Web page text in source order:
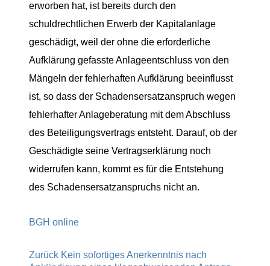
erworben hat, ist bereits durch den
schuldrechtlichen Erwerb der Kapitalanlage
geschädigt, weil der ohne die erforderliche
Aufklärung gefasste Anlageentschluss von den
Mängeln der fehlerhaften Aufklärung beeinflusst
ist, so dass der Schadensersatzanspruch wegen
fehlerhafter Anlageberatung mit dem Abschluss
des Beteiligungsvertrags entsteht. Darauf, ob der
Geschädigte seine Vertragserklärung noch
widerrufen kann, kommt es für die Entstehung
des Schadensersatzanspruchs nicht an.
BGH online
Zurück Kein sofortiges Anerkenntnis nach